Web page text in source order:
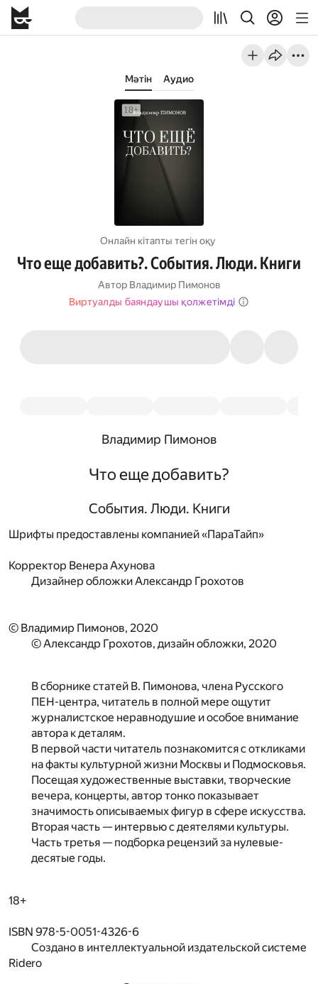
Мәтін Аудио
Онлайн кітапты тегін оқу
Что еще добавить?. События. Люди. Книги
Автор Владимир Пимонов
Виртуалды баяндаушы қолжетімді
Владимир Пимонов
Что еще добавить?
События. Люди. Книги
Шрифты предоставлены компанией «ПараТайп»
Корректор Венера Ахунова
Дизайнер обложкиАлександр Грохотов
© Владимир Пимонов, 2020
© Александр Грохотов, дизайн обложки, 2020
В сборнике статей В. Пимонова, члена Русского
ПЕН-центра, читатель в полной мере ощутит
журналистское неравнодушие и особое внимание
автора к деталям.
В первой части читатель познакомится с откликами
на факты культурной жизни Москвы и Подмосковья.
Посещая художественные выставки, творческие
вечера, концерты, автор тонко показывает
значимость описываемых фигур в сфере искусства.
Вторая часть — интервью с деятелями культуры.
Часть третья — подборка рецензий за нулевые-
десятые годы.
18+
ISBN 978-5-0051-4326-6
Создано в интеллектуальной издательской системе
Ridero